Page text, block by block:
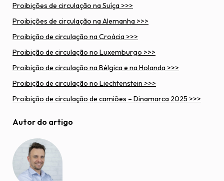
Proibições de circulação na Suíça >>>
Proibições de circulação na Alemanha >>>
Proibição de circulação na Croácia >>>
Proibição de circulação no Luxemburgo >>>
Proibição de circulação na Bélgica e na Holanda >>>
Proibição de circulação no Liechtenstein >>>
Proibição de circulação de camiões – Dinamarca 2025 >>>
Autor do artigo